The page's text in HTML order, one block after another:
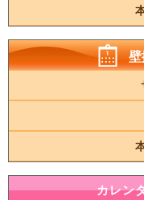
壁
カレン